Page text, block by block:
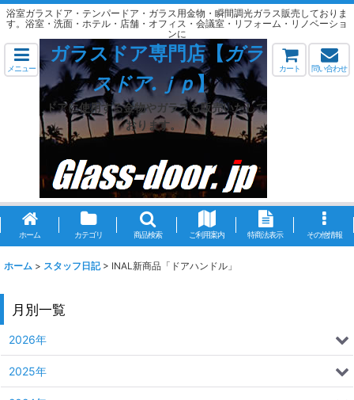
浴室ガラスドア・テンパードア・ガラス用金物・瞬間調光ガラス販売しておりま
す。浴室・洗面・ホテル・店舗・オフィス・会議室・リフォーム・リノベーショ
ンに
メニュー
ガラスドア専門店【ガラ
スドア.ｊｐ】
ドアに使用する金物やガラスも販売いたして
おります。
カート 問い合わせ
ホーム カテゴリ 商品検索 ご利用案内 特商法表示 その他情報
ホーム > スタッフ日記 > INAL新商品「ドアハンドル」
月別一覧
2026年
2025年